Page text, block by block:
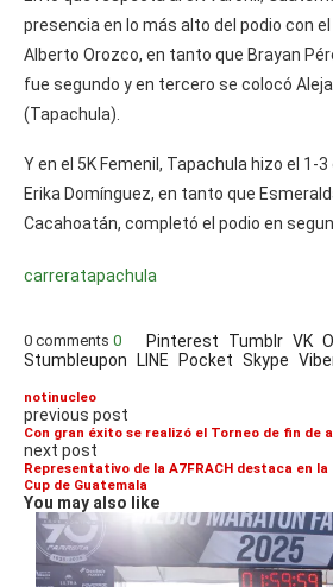
presencia en lo más alto del podio con
Alberto Orozco, en tanto que Brayan
fue segundo y en tercero se colocó
(Tapachula).
Y en el 5K Femenil, Tapachula hizo el 1-
Erika Domínguez, en tanto que
Cacahoatán, completó el podio en
carreratapachula
0 comments 0 Pinterest Tumblr VK
Stumbleupon LINE Pocket Skype
notinucleo
previous post
Con gran éxito se realizó el Torneo de fin de
next post
Representativo de la A7FRACH destaca en
Cup de Guatemala
You may also like